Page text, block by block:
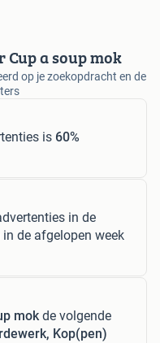
a soup mok
op je zoekopdracht en de
is 60%
in de
de afgelopen week
mokde volgende
Kop(pen)